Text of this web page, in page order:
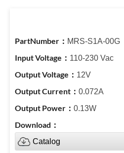
MRS-S1A-00G
110-230 Vac
12V
0.072A
0.13W
Catalog